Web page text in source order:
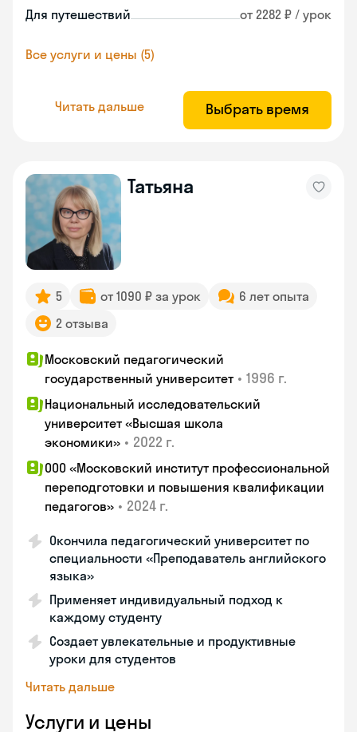
Для путешествий от 2282 ₽ / урок
Все услуги и цены (5)
Читать дальше Выбрать время
Татьяна
5 от 1090 ₽ за урок
6 лет опыта
2 отзыва
Московский педагогический
государственный университет • 1996 г.
Национальный исследовательский
университет «Высшая школа
экономики» • 2022 г.
ООО «Московский институт профессиональной
переподготовки и повышения квалификации
педагогов» • 2024 г.
Окончила педагогический университет по
специальности «Преподаватель английского
языка»
Применяет индивидуальный подход к
каждому студенту
Создает увлекательные и продуктивные
уроки для студентов
Читать дальше
Услуги и цены